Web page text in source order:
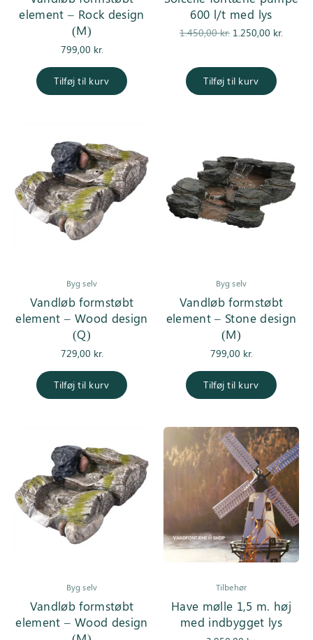
element – Rock design
(M)
799,00 kr.
Tilføj til kurv
600 l/t med lys
1.450,00kr.
Den
1.450,00 kr..
1.250,00 kr.
Tilføj til kurv
Byg selv
Vandløb formstøbt
element – Wood design
(Q)
729,00 kr.
Tilføj til kurv
Byg selv
Vandløb formstøbt
element – Stone design
(M)
799,00 kr.
Tilføj til kurv
Byg selv
Vandløb formstøbt
element – Wood design
Tilbehør
Have mølle 1,5 m. høj
med indbygget lys